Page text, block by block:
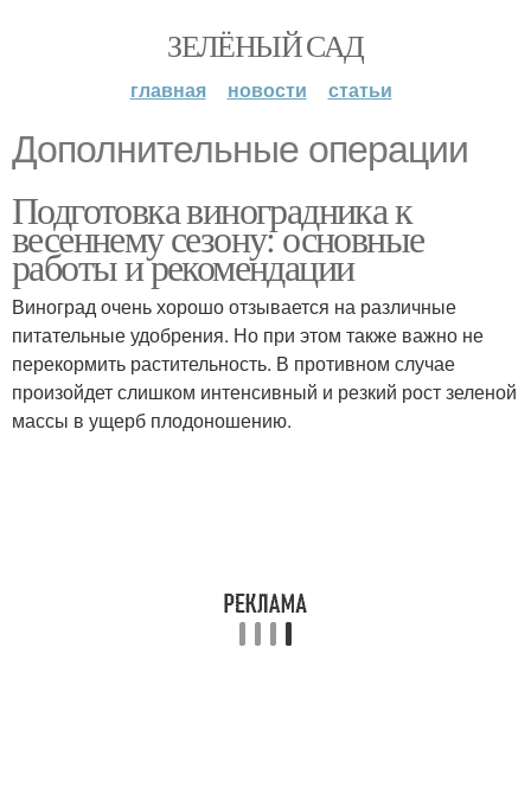
ЗЕЛЁНЫЙ САД
главная новости статьи
Дополнительные операции
Подготовка виноградника к
весеннему сезону: основные
работы и рекомендации
Виноград очень хорошо отзывается на различные
питательные удобрения. Но при этом также важно не
перекормить растительность. В противном случае
произойдет слишком интенсивный и резкий рост зеленой
массы в ущерб плодоношению.